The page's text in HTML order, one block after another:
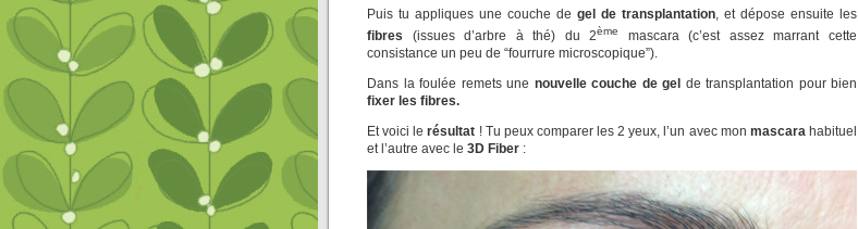
Puis tu appliques une couche de gel de transplantation, et dépose ensuite les
fibres (issues d’arbre à thé) du 2ème
mascara (c’est assez marrant cette
consistance un peu de “fourrure microscopique”).
Dans la foulée remets une nouvelle couche de gel de transplantation pour bien
fixer les fibres.
Et voici lerésultat ! Tu peux comparer les 2 yeux, l’un avec mon mascarahabituel
et l’autre avec le 3D Fiber :